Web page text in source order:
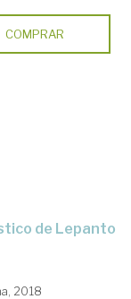
COMPRAR
2018